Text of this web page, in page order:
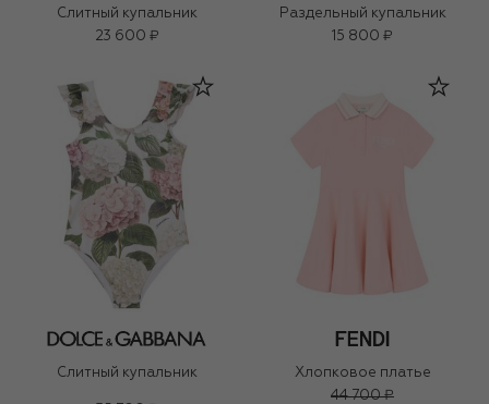
Слитный купальник
23 600 ₽
Раздельный купальник
15 800 ₽
Слитный купальник
Хлопковое платье
44 700 ₽